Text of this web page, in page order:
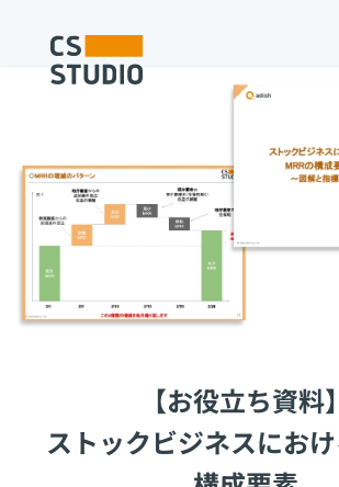
【お役立ち資料】
ストックビジネスにお